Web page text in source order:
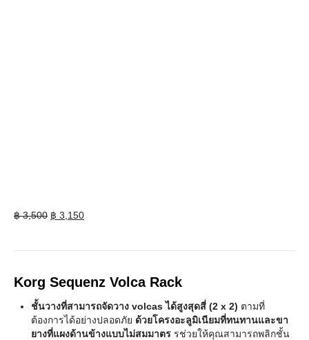
฿3,500 Original
฿ 3,150Current
Korg Sequenz Volca Rack
ชั้นวางที่สามารถจัดวาง volcas ได้สูงสุดสี่ (2 x 2) ตามที่
ต้องการได้อย่างปลอดภัย ด้วยโครงอะลูมิเนียมที่ทนทานและขา
ยางที่แผงด้านข้างแบบไม่สมมาตร รช่วยให้คุณสามารถพลิกชั้น